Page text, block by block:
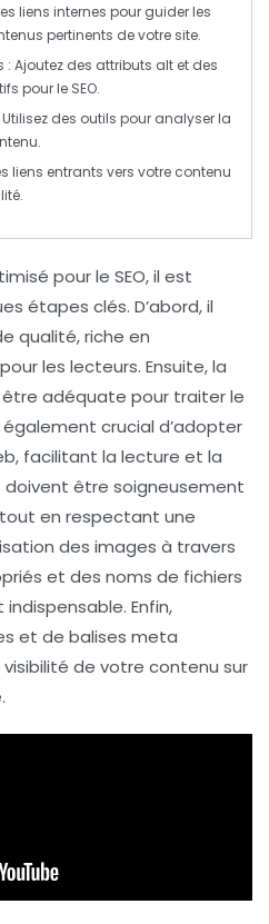
liens internes pour guider les
pertinents de votre site.
: Ajoutez des attributs alt et des
pour le SEO.
Utilisez des outils pour analyser la
liens entrants vers votre contenu
pour le SEO, il est
étapes clés. D’abord, il
qualité, riche en
les lecteurs. Ensuite, la
adéquate pour traiter le
crucial d’adopter
, facilitant la lecture et la
doivent être soigneusement
en respectant une
des images à travers
et des noms de fichiers
Enfin,
et de balises meta
de votre contenu sur